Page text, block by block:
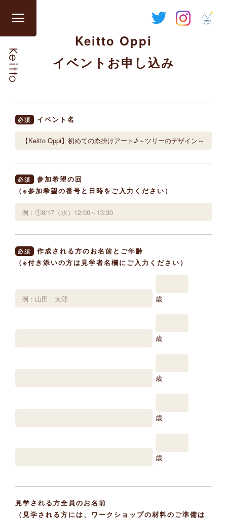
グ
ロ
を
開
す
る
Keitto Oppi
イベントお申し込み
必須 イベント名
必須
参加希望の回
（※参加希望の番号と日時をご入力ください）
必須
作成される方のお名前とご年齢
（※付き添いの方は見学者名欄にご入力ください）
歳
歳
歳
歳
歳
見学される方全員のお名前
（見学される方には、ワークショップの材料のご準備は